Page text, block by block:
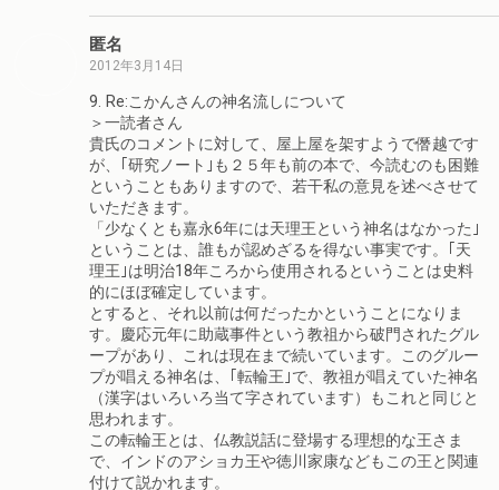
匿名
2012年3月14日
9. Re:こかんさんの神名流しについて
＞一読者さん
貴氏のコメントに対して、屋上屋を架すようで僭越です
が、｢研究ノート｣も２５年も前の本で、今読むのも困難
ということもありますので、若干私の意見を述べさせて
いただきます。
「少なくとも嘉永6年には天理王という神名はなかった｣
ということは、誰もが認めざるを得ない事実です。｢天
理王｣は明治18年ころから使用されるということは史料
的にほぼ確定しています。
とすると、それ以前は何だったかということになりま
す。慶応元年に助蔵事件という教祖から破門されたグル
ープがあり、これは現在まで続いています。このグルー
プが唱える神名は、｢転輪王｣で、教祖が唱えていた神名
（漢字はいろいろ当て字されています）もこれと同じと
思われます。
この転輪王とは、仏教説話に登場する理想的な王さま
で、インドのアショカ王や徳川家康などもこの王と関連
付けて説かれます。